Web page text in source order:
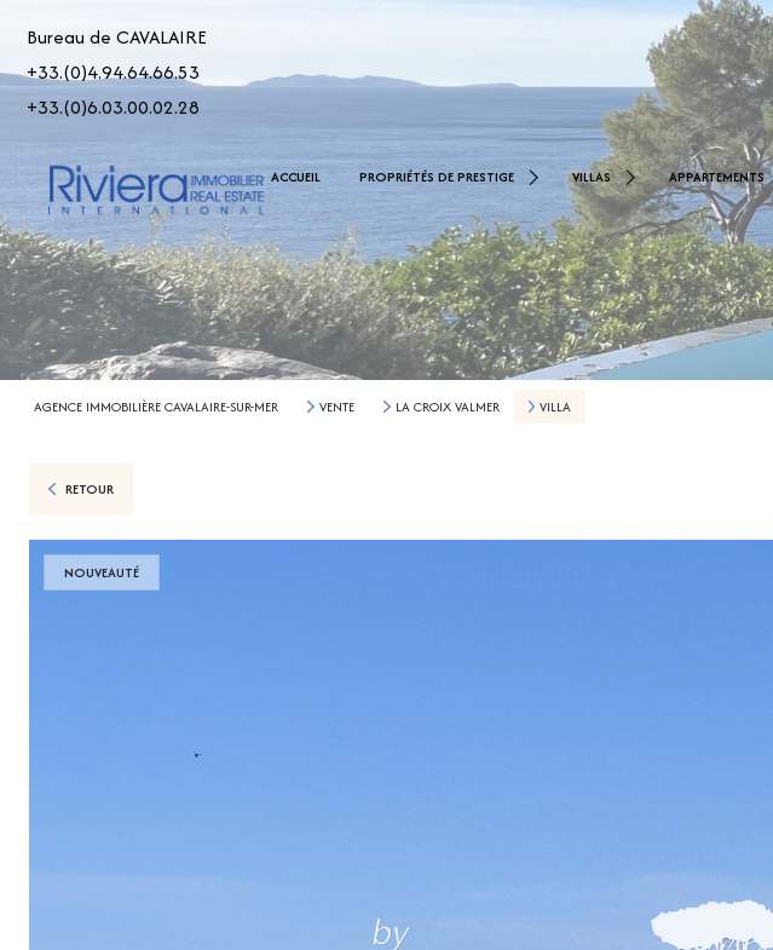
Bureau de CAVALAIRE
+33.(0)4.94.64.66.53
+33.(0)6.03.00.02.28
ACCUEIL PROPRIÉTÉS DE PRESTIGE
De 2.500.000 € À 5.000.000 €
> 5.000.000 €
VILLAS
< 1.000.000 €
De 1.000.000 € À 2.000.000 €
De 2.000.000 € À 2.500.000 €
APPARTEMENTS
AGENCE IMMOBILIÈRE CAVALAIRE-SUR-MER VENTE LA CROIX VALMER VILLA
RETOUR
NOUVEAUTÉ